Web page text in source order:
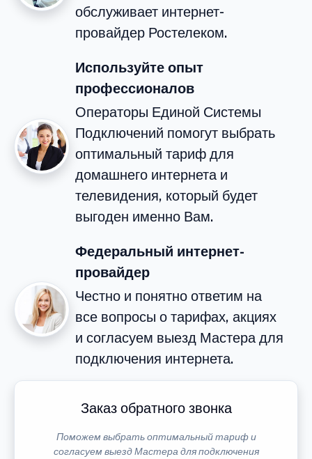
обслуживает интернет-
провайдер Ростелеком.
Используйте опыт
профессионалов
Операторы Единой Системы
Подключений помогут выбрать
оптимальный тариф для
домашнего интернета и
телевидения, который будет
выгоден именно Вам.
Федеральный интернет-
провайдер
Честно и понятно ответим на
все вопросы о тарифах, акциях
и согласуем выезд Мастера для
подключения интернета.
Заказ обратного звонка
Поможем выбрать оптимальный тариф и
согласуем выезд Мастера для подключения